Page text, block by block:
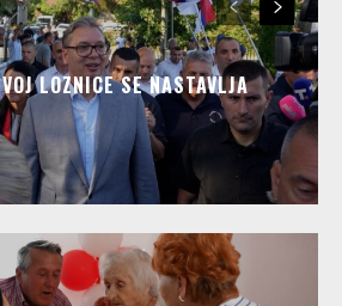
LOZNICE SE NASTAVLJA